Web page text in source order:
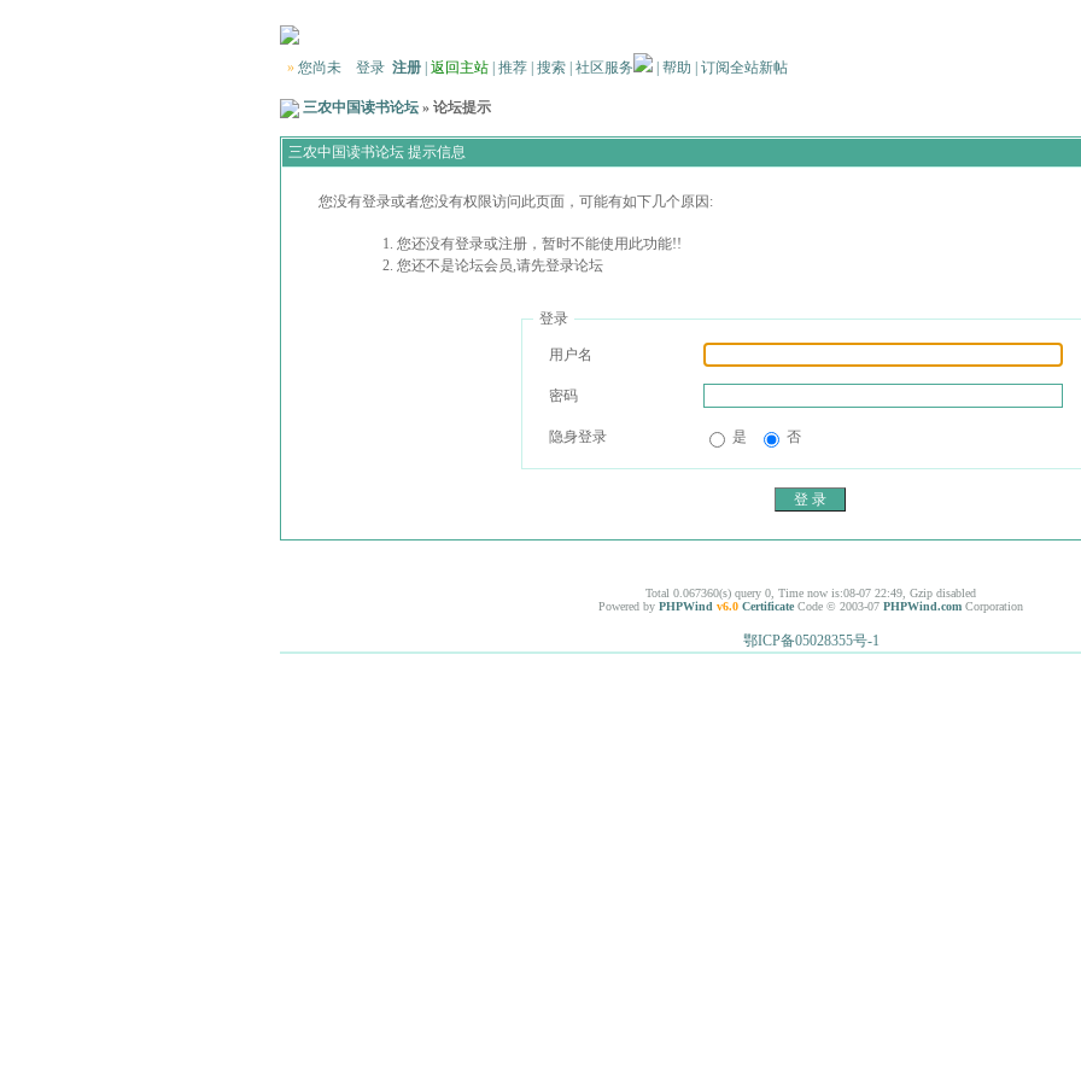
» 您尚未 登录 注册 返回主站 推荐 搜索 社区服务 帮助 订阅全站新帖
三农中国读书论坛 » 论坛提示
三农中国读书论坛 提示信息
您没有登录或者您没有权限访问此页面，可能有如下几个原因:
您还没有登录或注册，暂时不能使用此功能!!
您还不是论坛会员,请先登录论坛
登录
用户名
密码
隐身登录 是 否
Total 0.067360(s) query 0, Time now is:08-07 22:49, Gzip disabled
Powered by PHPWind v6.0 Certificate Code © 2003-07 PHPWind.com Corporation
鄂ICP备05028355号-1